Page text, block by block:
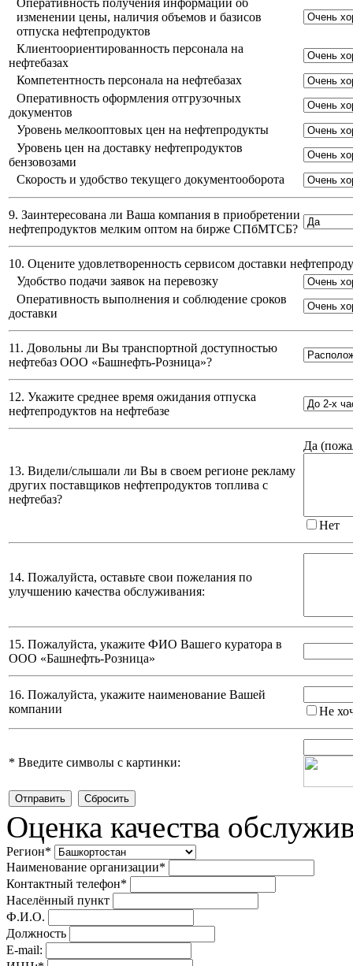
изменении цены, наличия объемов и базисов
отпуска нефтепродуктов
Клиентоориентированность персонала на
нефтебазах
Компетентность персонала на нефтебазах
Оперативность оформления отгрузочных
документов
Уровень мелкооптовых цен на нефтепродукты
Уровень цен на доставку нефтепродуктов
бензовозами
Скорость и удобство текущего документооборота
9. Заинтересована ли Ваша компания в приобретении
нефтепродуктов мелким оптом на бирже СПбМТСБ?
10. Оцените удовлетворенность сервисом доставки
Удобство подачи заявок на перевозку
Оперативность выполнения и соблюдение сроков
доставки
11. Довольны ли Вы транспортной доступностью
нефтебаз ООО «Башнефть-Розница»?
12. Укажите среднее время ожидания отпуска
нефтепродуктов на нефтебазе
13. Видели/слышали ли Вы в своем регионе рекламу
других поставщиков нефтепродуктов топлива с
нефтебаз?
Да (
Нет
14. Пожалуйста, оставьте свои пожелания по
улучшению качества обслуживания:
15. Пожалуйста, укажите ФИО Вашего куратора в
ООО «Башнефть-Розница»
16. Пожалуйста, укажите наименование Вашей
компании
Не
* Введите символы с картинки:
Оценка качества
Регион*
Наименование организации*
Контактный телефон*
Населённый пункт
Ф.И.О.
Должность
E-mail: